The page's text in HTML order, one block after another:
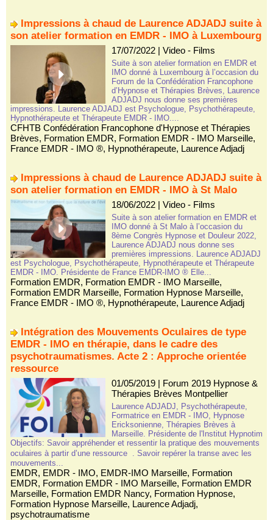
Impressions à chaud de Laurence ADJADJ suite à
son atelier formation en EMDR - IMO à Luxembourg
17/07/2022| Video - Films
Suite à son atelier formation en EMDR et
IMO donné à Luxembourg à l’occasion du
Forum de la Confédération Francophone
d’Hypnose et Thérapies Brèves, Laurence
ADJADJ nous donne ses premières
impressions. Laurence ADJADJ est Psychologue, Psychothérapeute,
Hypnothérapeute et Thérapeute EMDR - IMO....
CFHTB Confédération Francophone d'Hypnose et Thérapies
Brèves, Formation EMDR, Formation EMDR - IMO Marseille,
France EMDR - IMO ®, Hypnothérapeute, Laurence Adjadj
Impressions à chaud de Laurence ADJADJ suite à
son atelier formation en EMDR - IMO à St Malo
18/06/2022| Video - Films
Suite à son atelier formation en EMDR et
IMO donné à St Malo à l’occasion du
8ème Congrès Hypnose et Douleur 2022,
Laurence ADJADJ nous donne ses
premières impressions. Laurence ADJADJ
est Psychologue, Psychothérapeute, Hypnothérapeute et Thérapeute
EMDR - IMO. Présidente de France EMDR-IMO ® Elle...
Formation EMDR, Formation EMDR - IMO Marseille,
Formation EMDR Marseille, Formation Hypnose Marseille,
France EMDR - IMO ®, Hypnothérapeute, Laurence Adjadj
Intégration des Mouvements Oculaires de type
EMDR - IMO en thérapie, dans le cadre des
psychotraumatismes. Acte 2 : Approche orientée
ressource
01/05/2019| Forum 2019 Hypnose &
Thérapies Brèves Montpellier
Laurence ADJADJ, Psychothérapeute,
Formatrice en EMDR - IMO, Hypnose
Ericksonienne, Thérapies Brèves à
Marseille. Présidente de l'Institut Hypnotim
Objectifs: Savoir appréhender et ressentir la pratique des mouvements
oculaires à partir d’une ressource . Savoir repérer la transe avec les
mouvements...
EMDR, EMDR - IMO, EMDR-IMO Marseille, Formation
EMDR, Formation EMDR - IMO Marseille, Formation EMDR
Marseille, Formation EMDR Nancy, Formation Hypnose,
Formation Hypnose Marseille, Laurence Adjadj,
psychotraumatisme